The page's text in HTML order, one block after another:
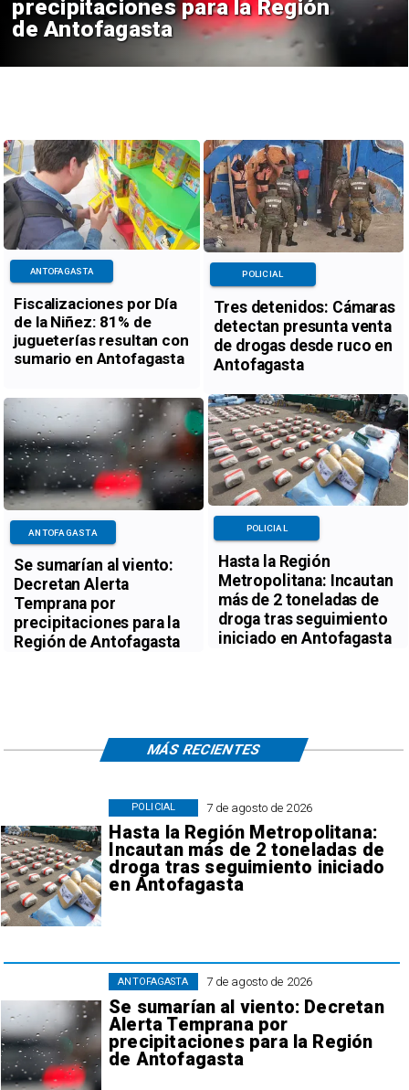
precipitaciones para la Región
de Antofagasta
Fiscalizaciones por Día
de la Niñez: 81% de
jugueterías resultan con
sumario en Antofagasta
ANTOFAGASTA
Tres detenidos: Cámaras
detectan presunta venta
de drogas desde ruco en
Antofagasta
POLICIAL
Se sumarían al viento:
Decretan Alerta
Temprana por
precipitaciones para la
Región de Antofagasta
ANTOFAGASTA
Hasta la Región
Metropolitana: Incautan
más de 2 toneladas de
droga tras seguimiento
iniciado en Antofagasta
POLICIAL
7 de agosto de 2026
Hasta la Región Metropolitana:
Incautan más de 2 toneladas de
droga tras seguimiento iniciado
en Antofagasta
POLICIAL
7 de agosto de 2026
Se sumarían al viento: Decretan
Alerta Temprana por
precipitaciones para la Región
de Antofagasta
ANTOFAGASTA
MÁS RECIENTES